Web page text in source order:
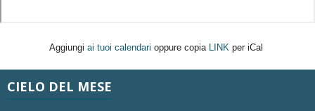
Aggiungi ai tuoi calendari oppure copia LINK per iCal
CIELO DEL MESE